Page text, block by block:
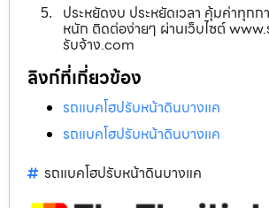
ประหยัดงบ ประหยัดเวลา คุ้มค่าทุกก
หนัก ติดต่อง่ายๆ ผ่านเว็บไซต์
รับจ้าง.com
ลิงก์ที่เกี่ยวข้อง
รถแบคโฮปรับหน้าดินบางแค
รถแบคโฮปรับหน้าดินบางแค
รถแบคโฮปรับหน้าดินบางแค